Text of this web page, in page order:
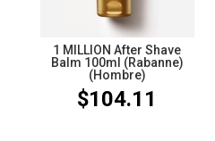
1 MILLION After Shave
Balm 100ml (Rabanne)
(Hombre)
$104.11